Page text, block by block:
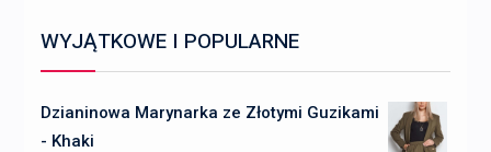
WYJĄTKOWE I POPULARNE
Dzianinowa Marynarka ze Złotymi Guzikami
- Khaki